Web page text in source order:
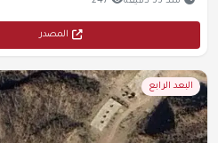
المصدر
البعد الرابع